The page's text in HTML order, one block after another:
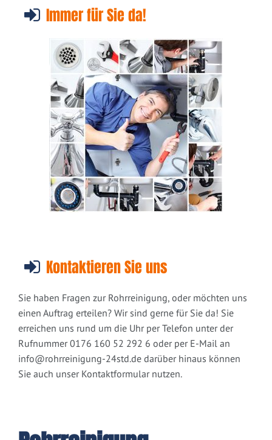
Immer für Sie da!
Kontaktieren Sie uns
Sie haben Fragen zur Rohrreinigung, oder möchten uns
einen Auftrag erteilen? Wir sind gerne für Sie da! Sie
erreichen uns rund um die Uhr per Telefon unter der
Rufnummer 0176 160 52 292 6 oder per E-Mail an
info@rohrreinigung-24std.de darüber hinaus können
Sie auch unser Kontaktformular nutzen.